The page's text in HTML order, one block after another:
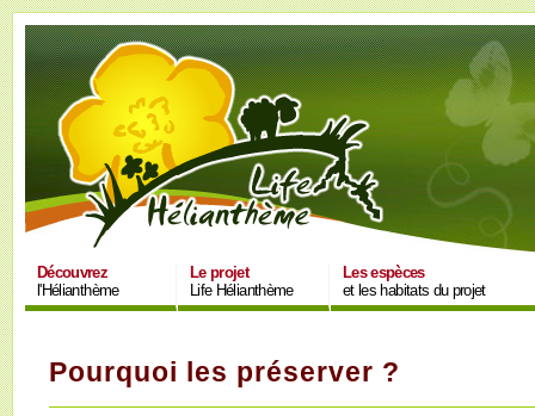
Découvrez
l'Hélianthème
Le projet
Life Hélianthème
Les espèces
et les habitats du projet
Pourquoi les préserver ?